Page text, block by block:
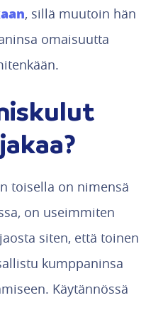
, sillä muutoin hän
omaisuutta
toisella on nimensä
on useimmiten
siten, että toinen
kumppaninsa
Käytännössä